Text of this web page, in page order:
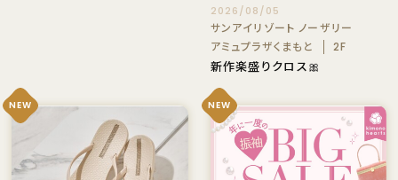
2026/08/05
サンアイリゾート ノーザリー
アミュプラザくまもと
2F
新作楽盛りクロス🎀
NEW NEW